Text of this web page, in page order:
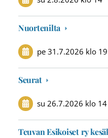
Nuortenilta
pe 31.7.2026 klo 19
Seurat
su 26.7.2026 klo 14
Teuvan Esikoiset ry